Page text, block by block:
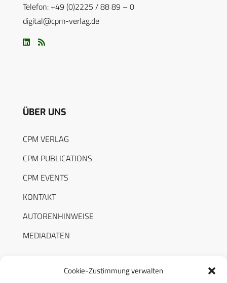
Cookie-Zustimmung verwalten
Telefon: +49 (0)2225 / 88 89 – 0
digital@cpm-verlag.de
ÜBER UNS
CPM VERLAG
CPM PUBLICATIONS
CPM EVENTS
KONTAKT
AUTORENHINWEISE
MEDIADATEN